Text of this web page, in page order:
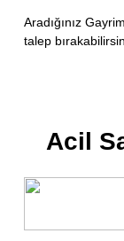
Aradığınız
talep
Acil